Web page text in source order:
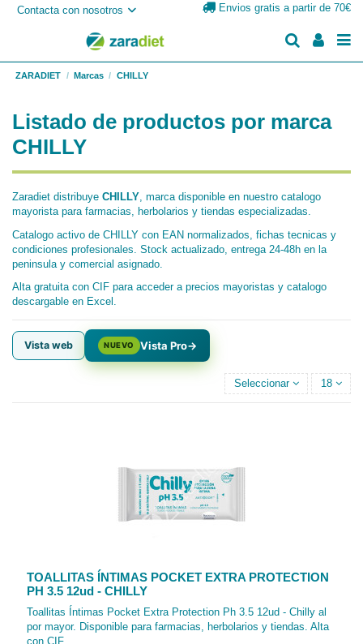
Contacta con nosotros Envios gratis a partir de 70€
ZARADIET Marcas CHILLY
Listado de productos por marca
CHILLY
Zaradiet distribuye CHILLY, marca disponible en nuestro catalogo
mayorista para farmacias, herbolarios y tiendas especializadas.
Catalogo activo de CHILLY con EAN normalizados, fichas tecnicas y
condiciones profesionales. Stock actualizado, entrega 24-48h en la
peninsula y comercial asignado.
Alta gratuita con CIF para acceder a precios mayoristas y catalogo
descargable en Excel.
Vista web NUEVO Vista Pro→
Seleccionar 18
TOALLITAS ÍNTIMAS POCKET EXTRA PROTECTION
PH 3.5 12ud - CHILLY
Toallitas Íntimas Pocket Extra Protection Ph 3.5 12ud - Chilly al
por mayor. Disponible para farmacias, herbolarios y tiendas. Alta
con CIF.